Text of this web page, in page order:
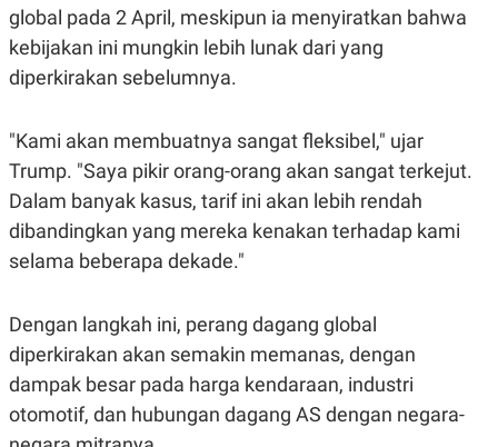
global pada 2 April, meskipun ia menyiratkan bahwa
kebijakan ini mungkin lebih lunak dari yang
diperkirakan sebelumnya.
"Kami akan membuatnya sangat fleksibel," ujar
Trump. "Saya pikir orang-orang akan sangat terkejut.
Dalam banyak kasus, tarif ini akan lebih rendah
dibandingkan yang mereka kenakan terhadap kami
selama beberapa dekade."
Dengan langkah ini, perang dagang global
diperkirakan akan semakin memanas, dengan
dampak besar pada harga kendaraan, industri
otomotif, dan hubungan dagang AS dengan negara-